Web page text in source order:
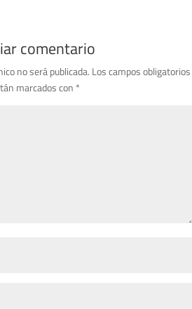
comentario
no será publicada. Los campos obligatorios
marcados con *